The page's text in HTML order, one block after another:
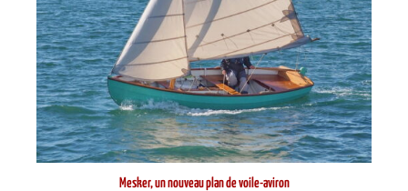
Mesker, un nouveau plan de voile-aviron